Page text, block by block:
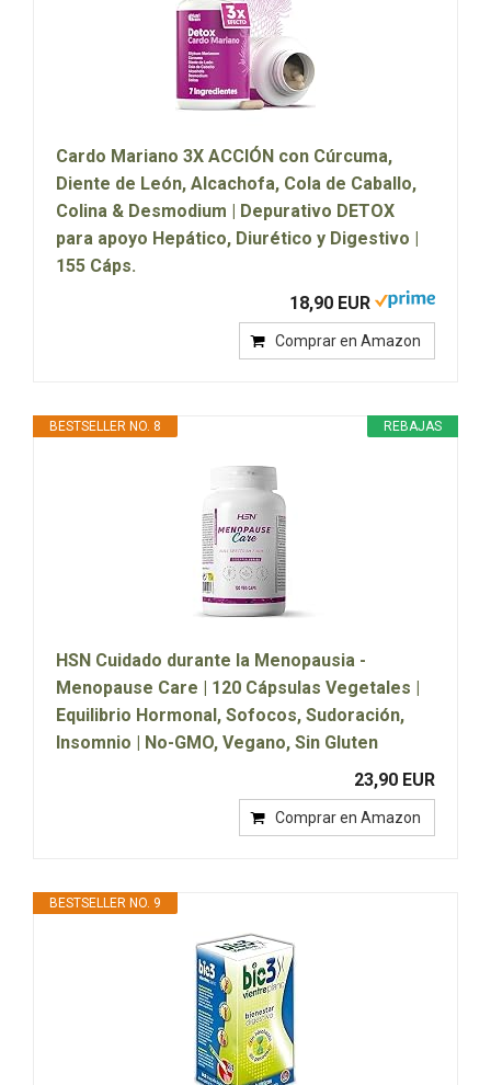
Cardo Mariano 3X ACCIÓN con Cúrcuma,
Diente de León, Alcachofa, Cola de Caballo,
Colina & Desmodium | Depurativo DETOX
para apoyo Hepático, Diurético y Digestivo |
155 Cáps.
18,90 EUR
Comprar en Amazon
REBAJAS
BESTSELLER NO. 8
HSN Cuidado durante la Menopausia -
Menopause Care | 120 Cápsulas Vegetales |
Equilibrio Hormonal, Sofocos, Sudoración,
Insomnio | No-GMO, Vegano, Sin Gluten
23,90 EUR
Comprar en Amazon
BESTSELLER NO. 9